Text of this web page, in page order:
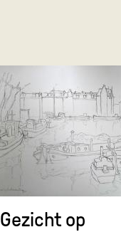
Gezicht op